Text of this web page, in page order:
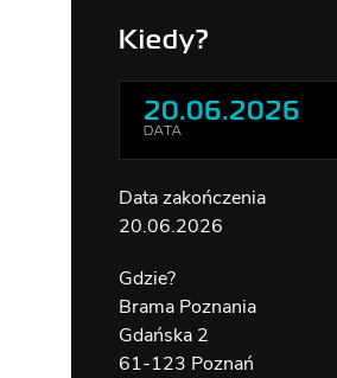
Kiedy?
20.06.2026
DATA
Data zakończenia
20.06.2026
Gdzie?
Brama Poznania
Gdańska 2
61-123 Poznań